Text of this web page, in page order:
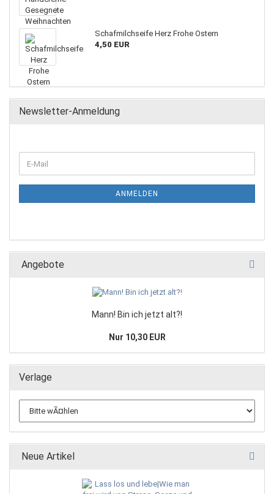
Schafmilchseife Herz Frohe Ostern
4,50 EUR
Newsletter-Anmeldung
ANMELDEN
Angebote
Mann! Bin ich jetzt alt?!
Nur 10,30 EUR
Verlage
Neue Artikel